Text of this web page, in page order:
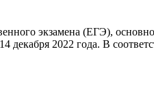
экзамена (ЕГЭ),
2022 года. В